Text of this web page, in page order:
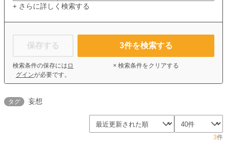
+ さらに詳しく検索する
保存する
検索条件の保存には ロ
グインが必要です。
3件を検索する
× 検索条件をクリアする
タグ 妄想
3件